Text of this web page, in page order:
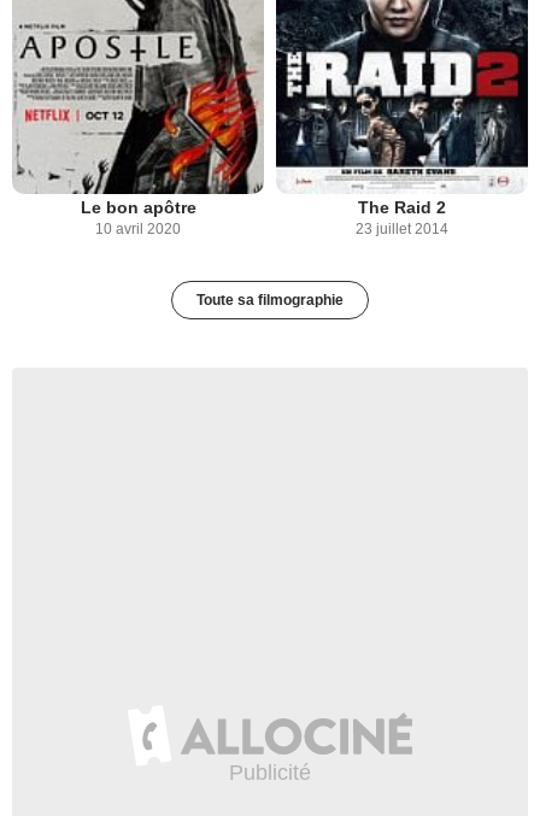
Le bon apôtre
10 avril 2020
The Raid 2
23 juillet 2014
Toute sa filmographie